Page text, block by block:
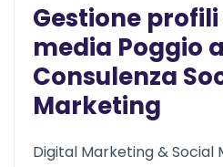
Gestione
media Poggio
Consulenza
Marketing
Digital Marketing & Social